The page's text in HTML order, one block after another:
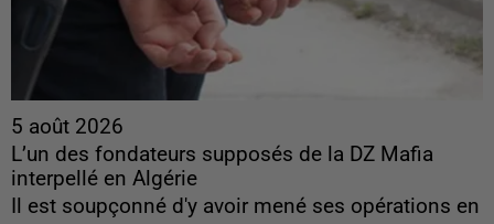
5 août 2026
L’un des fondateurs supposés de la DZ Mafia
interpellé en Algérie
Il est soupçonné d'y avoir mené ses opérations en